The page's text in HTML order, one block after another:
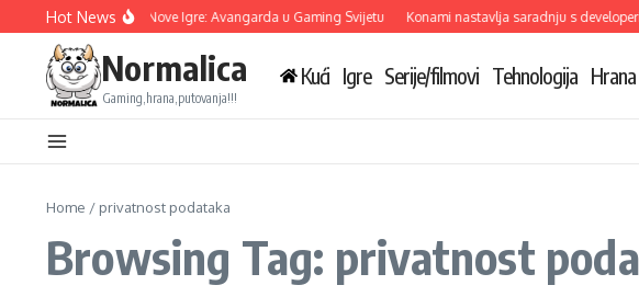
Skip to content
Hot News
Ubisoft Otkriva Tri Nove Igre: Avangarda u Gaming Svijetu Konami nastavlja saradnju s
Normalica
Gaming,hrana,putovanja!!!
Kući Igre Serije/filmovi Tehnologija Hrana
Home / privatnost podataka
Browsing Tag: privatnost